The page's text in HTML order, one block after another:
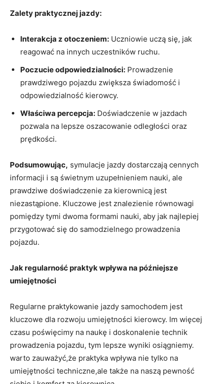
Zalety praktycznej‌ jazdy:
Interakcja z otoczeniem: Uczniowie uczą się, jak
reagować na innych uczestników ruchu.
Poczucie odpowiedzialności: Prowadzenie⁣
prawdziwego pojazdu zwiększa świadomość i
odpowiedzialność kierowcy.
Właściwa percepcja: Doświadczenie w jazdach
pozwala​ na‍ lepsze⁣ oszacowanie ‍odległości ⁤oraz
prędkości.
Podsumowując, symulacje jazdy dostarczają cennych
‌informacji i są świetnym uzupełnieniem nauki, ale
prawdziwe doświadczenie za​ kierownicą ⁤jest
niezastąpione. Kluczowe jest znalezienie równowagi
pomiędzy ‌tymi dwoma formami‌ nauki, aby jak najlepiej
przygotować się do ⁤samodzielnego prowadzenia
pojazdu.
Jak regularność ⁢praktyk wpływa⁣ na ‌późniejsze
umiejętności
Regularne ⁢praktykowanie jazdy samochodem‌ jest
kluczowe dla‍ rozwoju⁢ umiejętności kierowcy. Im ​więcej⁢
czasu ⁢poświęcimy na naukę i doskonalenie technik⁣
prowadzenia pojazdu, tym lepsze ‍wyniki osiągniemy.
‍warto zauważyć,że ⁢praktyka wpływa nie tylko na
umiejętności techniczne,ale także na naszą pewność